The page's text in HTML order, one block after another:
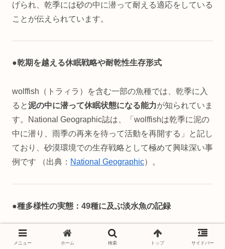
げられ、乾季には砂の中に潜って耐える適応をしている
ことが伝えられています。
●乾期を越える休眠戦略や耐乾性生存形式
wolffish（トラィラ）を含む一部の魚種では、乾季に入
ると泥の中に潜って休眠状態になる能力が知られていま
す。National Geographic誌は、「wolffishは乾季に泥の
中に潜り、雨季の再来を待って活動を再開する」と記し
ており、砂漠環境での生存戦略として極めて興味深い事
例です （出典： National Geographic）。
●種多様性の実態：49種に及ぶ淡水魚の記録
科学的調査として、 連邦大学による最新の研究
では、レ
メニュー ホーム 検索 トップ サイドバー